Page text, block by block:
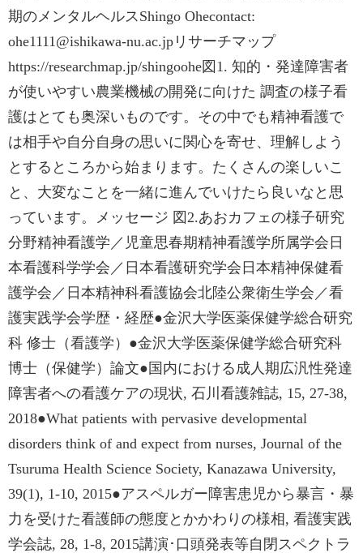
期のメンタルヘルスShingo Ohecontact:
ohe1111@ishikawa-nu.ac.jpリサーチマップ
https://researchmap.jp/shingoohe図1. 知的・発達障害者
が使いやすい農業機械の開発に向けた 調査の様子看
護はとても奥深いものです。その中でも精神看護で
は相手や自分自身の思いに関心を寄せ、理解しよう
とするところから始まります。たくさんの楽しいこ
と、大変なことを一緒に進んでいけたら良いなと思
っています。メッセージ 図2.あおカフェの様子研究
分野精神看護学／児童思春期精神看護学所属学会日
本看護科学学会／日本看護研究学会日本精神保健看
護学会／日本精神科看護協会北陸公衆衛生学会／看
護実践学会学歴・経歴●金沢大学医薬保健学総合研究
科 修士（看護学）●金沢大学医薬保健学総合研究科
博士（保健学）論文●国内における成人期広汎性発達
障害者への看護ケアの現状, 石川看護雑誌, 15, 27-38,
2018●What patients with pervasive developmental
disorders think of and expect from nurses, Journal of the
Tsuruma Health Science Society, Kanazawa University,
39(1), 1-10, 2015●アスペルガー障害患児から暴言・暴
力を受けた看護師の態度とかかわりの様相, 看護実践
学会誌, 28, 1-8, 2015講演･口頭発表等自閉スペクトラ